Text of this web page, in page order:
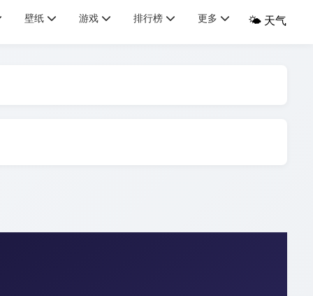
壁纸 游戏 排行榜 更多 🌤️ 天气